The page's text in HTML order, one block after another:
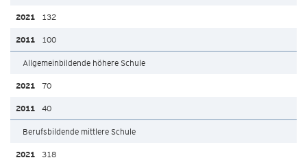
132
100
Allgemeinbildende höhere Schule
70
40
Berufsbildende mittlere Schule
318